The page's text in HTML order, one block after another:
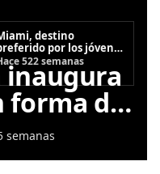
destino
por los jóvenes
para
en temporada
522 semanas
forma de
de
semanas